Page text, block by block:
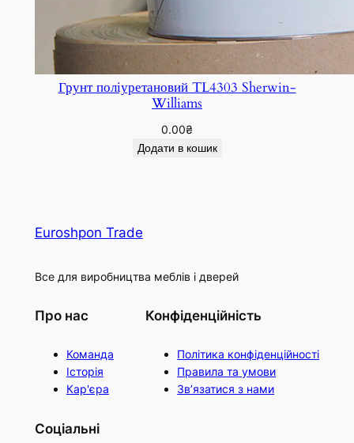
Грунт поліуретановий TL4303 Sherwin-
Williams
0.00₴
Додати в кошик
Euroshpon Trade
Все для виробництва меблів і дверей
Про нас
Команда
Історія
Кар'єра
Конфіденційність
Політика конфіденційності
Правила та умови
Зв’язатися з нами
Соціальні